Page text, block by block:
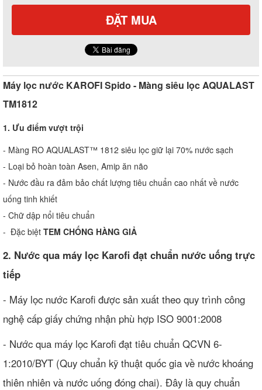
ĐẶT MUA
Máy lọc nước KAROFI Spido - Màng siêu lọc AQUALAST
TM1812
1. Ưu điểm vượt trội
- Màng RO AQUALAST™ 1812 siêu lọc giữ lại 70% nước sạch
- Loại bỏ hoàn toàn Asen, Amip ăn não
- Nước đầu ra đảm bảo chất lượng tiêu chuẩn cao nhất về nước
uống tinh khiết
- Chữ dập nổi tiêu chuẩn
- Đặc biệt TEM CHỐNG HÀNG GIẢ
2. Nước qua máy lọc Karofi đạt chuẩn nước uống trực
tiếp
- Máy lọc nước Karofi được sản xuất theo quy trình công
nghệ cấp giấy chứng nhận phù hợp ISO 9001:2008
- Nước qua máy lọc Karofi đạt tiêu chuẩn QCVN 6-
1:2010/BYT (Quy chuẩn kỹ thuật quốc gia về nước khoáng
thiên nhiên và nước uống đóng chai). Đây là quy chuẩn